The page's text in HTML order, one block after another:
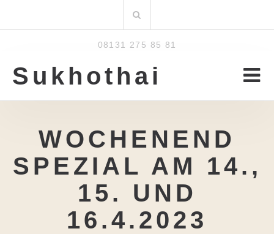
nach:
08131 275 85 81
Sukhothai
WOCHENEND
SPEZIAL AM 14.,
15. UND
16.4.2023